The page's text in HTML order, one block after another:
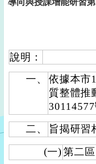
說明：
一、
依據本市
質整體推
30114577
二、
旨揭研習
(一) 第二區